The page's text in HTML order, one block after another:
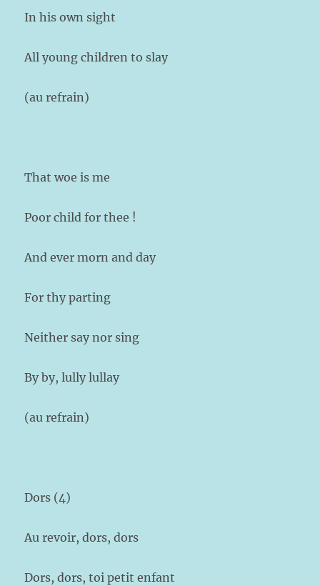
In his own sight
All young children to slay
(au refrain)
That woe is me
Poor child for thee !
And ever morn and day
For thy parting
Neither say nor sing
By by, lully lullay
(au refrain)
Dors (4)
Au revoir, dors, dors
Dors, dors, toi petit enfant